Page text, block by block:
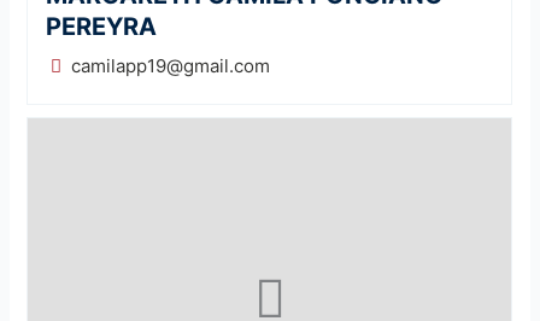
PEREYRA
camilapp19@gmail.com